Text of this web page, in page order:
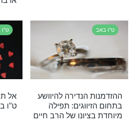
זה הסוד
רבנו על
ט"ו באב